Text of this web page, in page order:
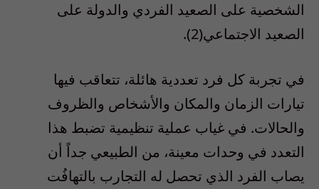
الشخصية على الصعيد الفردي والدولة على
الصعيد الاجتماعي(2).
في تجربة كل فرد تعددية هائلة، تتعاقب فيها
تيارات الزمان والمكان والأشخاص والظروف
والحالات. في غياب عملية تنظيمية تضبط هذا
التعدد في وحدات معينة، من الطبيعي جداً أن
يصاب الفرد الذي تحصل له التجارب بالتهافُت